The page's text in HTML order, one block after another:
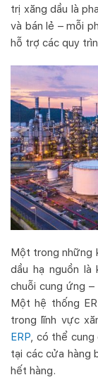
trị xăng dầu là
và bán lẻ – mỗi
hỗ trợ các quy
Một trong những
dầu hạ nguồn là
chuỗi cung ứng
Một hệ thống
trong lĩnh vực
ERP, có thể cung
tại các cửa hàng
hết hàng.